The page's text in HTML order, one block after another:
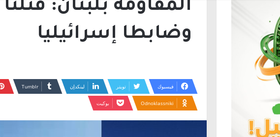
وضابطا إسرائيليا
فيسبوك تويتر لينكدإن
Odnoklassniki بوكيت